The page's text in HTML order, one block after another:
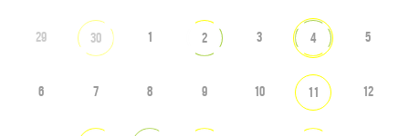
29 30 1 2 3 4 5
6 7 8 9 10 11 12